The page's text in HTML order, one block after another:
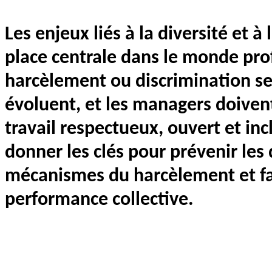
Les enjeux liés à la diversité et
place centrale dans le monde
harcèlement ou discrimination
évoluent, et les managers
travail respectueux, ouvert et
donner les clés pour prévenir
mécanismes du harcèlement et
performance collective.